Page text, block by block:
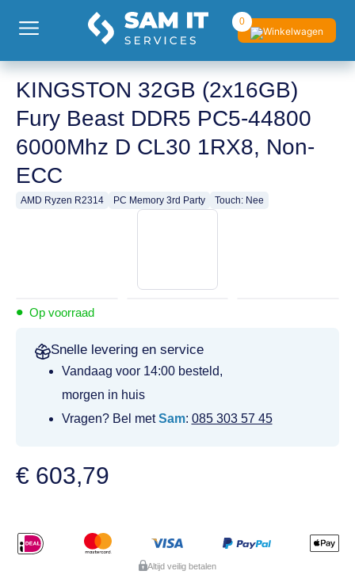
0
KINGSTON 32GB (2x16GB)
Fury Beast DDR5 PC5-44800
6000Mhz D CL30 1RX8, Non-
ECC
AMD Ryzen R2314 PC Memory 3rd Party Touch: Nee
• Op voorraad
Snelle levering en service
Vandaag voor 14:00 besteld,
morgen in huis
Vragen? Bel metSam: 085 303 57 45
€ 603,79
Altijd veilig betalen